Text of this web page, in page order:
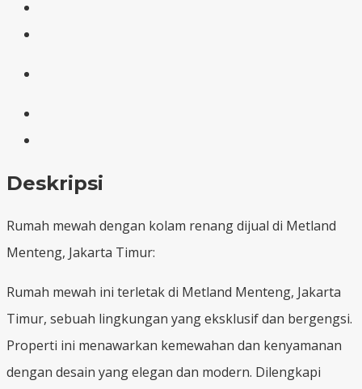
Deskripsi
Rumah mewah dengan kolam renang dijual di Metland
Menteng, Jakarta Timur:
Rumah mewah ini terletak di Metland Menteng, Jakarta
Timur, sebuah lingkungan yang eksklusif dan bergengsi.
Properti ini menawarkan kemewahan dan kenyamanan
dengan desain yang elegan dan modern. Dilengkapi